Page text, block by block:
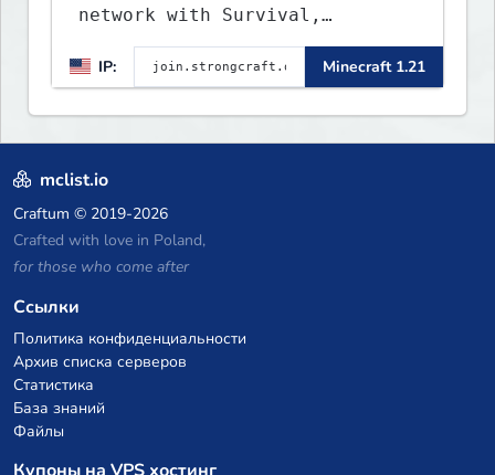
network with Survival,
Towny, PvP, LifeSteal, Events,
and more. Pick a server and
start playing.
IP: Minecraft 1.21
mclist.io
Craftum © 2019-2026
Crafted with love in Poland,
for those who come after
Ссылки
Политика конфиденциальности
Архив списка серверов
Статистика
База знаний
Файлы